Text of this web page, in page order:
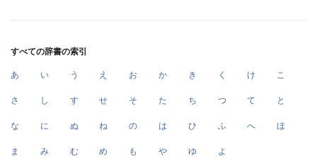
すべての辞書の索引
あ い う え お か き く け こ
さ し す せ そ た ち つ て と
な に ぬ ね の は ひ ふ へ ほ
ま み む め も や ゆ よ